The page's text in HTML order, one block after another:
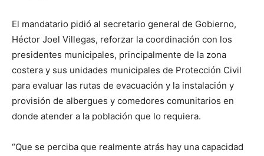
El mandatario pidió al secretario general de Gobierno,
Héctor Joel Villegas, reforzar la coordinación con los
presidentes municipales, principalmente de la zona
costera y sus unidades municipales de Protección Civil
para evaluar las rutas de evacuación y la instalación y
provisión de albergues y comedores comunitarios en
donde atender a la población que lo requiera.
“Que se perciba que realmente atrás hay una capacidad